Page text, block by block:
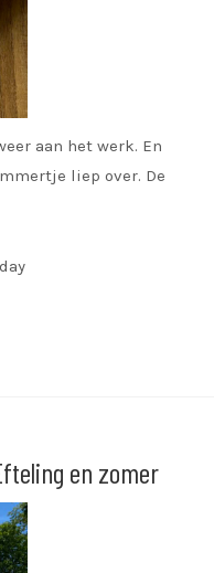
aan het werk. En
liep over. De
en zomer